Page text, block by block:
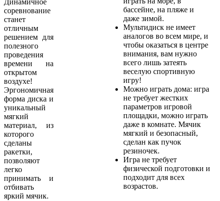
Динамичное
соревнование
станет
отличным
решением для
полезного
проведения
времени на
открытом
воздухе!
Эргономичная
форма диска и
уникальный
мягкий
материал, из
которого
сделаны
ракетки,
позволяют
легко
принимать и
отбивать
яркий мячик.
бассейне, на пляже и
даже зимой.
Мультидиск не имеет
аналогов во всем мире, и
чтобы оказаться в центре
внимания, вам нужно
всего лишь затеять
веселую спортивную
игру!
Можно играть дома: игра
не требует жестких
параметров игровой
площадки, можно играть
даже в комнате. Мячик
мягкий и безопасный,
сделан как пучок
резиночек.
Игра не требует
физической подготовки и
подходит для всех
возрастов.